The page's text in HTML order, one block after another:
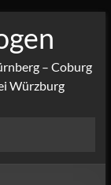
– Coburg
Würzburg